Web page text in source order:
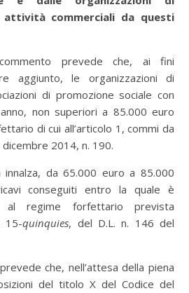
commerciali da questi
prevede che, ai fini
aggiunto, le organizzazioni di
di promozione sociale con
non superiori a 85.000 euro
di cui all’articolo 1, commi da
2014, n. 190.
da 65.000 euro a 85.000
conseguiti entro la quale è
al regime forfettario prevista
15-quinquies, del D.L. n. 146 del
che, nell’attesa della piena
del titolo X del Codice del